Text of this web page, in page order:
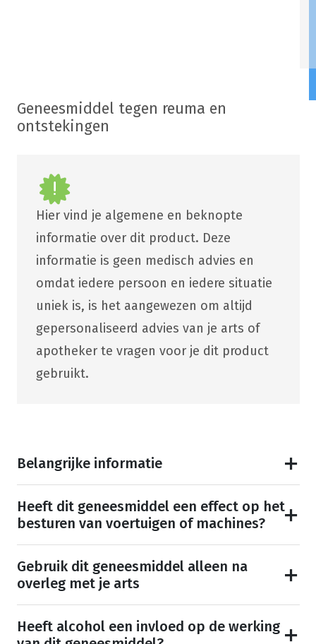
Geneesmiddel tegen reuma en
ontstekingen
Hier vind je algemene en beknopte
informatie over dit product. Deze
informatie is geen medisch advies en
omdat iedere persoon en iedere situatie
uniek is, is het aangewezen om altijd
gepersonaliseerd advies van je arts of
apotheker te vragen voor je dit product
gebruikt.
Belangrijke informatie
Heeft dit geneesmiddel een effect op het
besturen van voertuigen of machines?
Gebruik dit geneesmiddel alleen na
overleg met je arts
Heeft alcohol een invloed op de werking